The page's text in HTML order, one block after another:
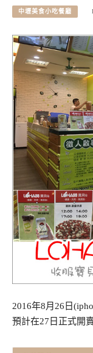
中壢美食小吃餐廳
2016年8月26日
預計在27日正式開